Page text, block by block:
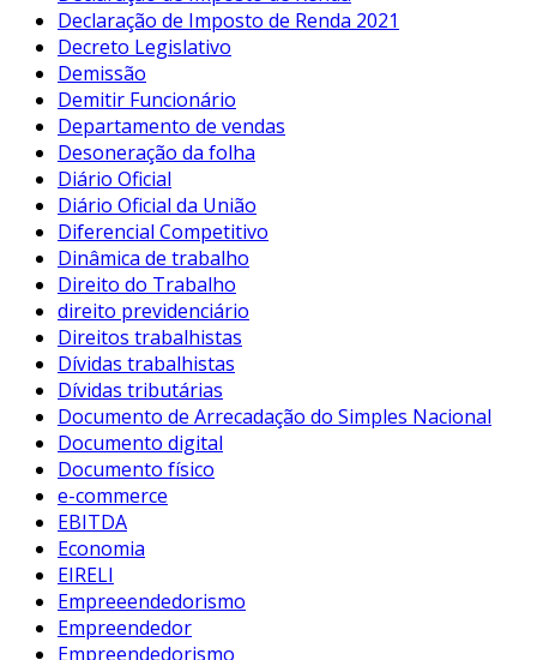
Declaração de Imposto de Renda 2021
Decreto Legislativo
Demissão
Demitir Funcionário
Departamento de vendas
Desoneração da folha
Diário Oficial
Diário Oficial da União
Diferencial Competitivo
Dinâmica de trabalho
Direito do Trabalho
direito previdenciário
Direitos trabalhistas
Dívidas trabalhistas
Dívidas tributárias
Documento de Arrecadação do Simples Nacional
Documento digital
Documento físico
e-commerce
EBITDA
Economia
EIRELI
Empreeendedorismo
Empreendedor
Empreendedorismo